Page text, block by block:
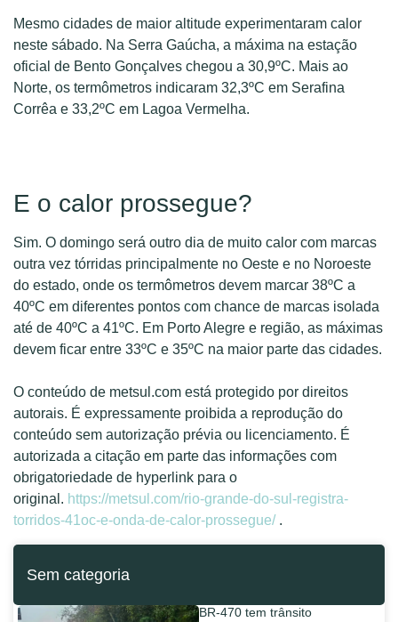
Mesmo cidades de maior altitude experimentaram calor
neste sábado. Na Serra Gaúcha, a máxima na estação
oficial de Bento Gonçalves chegou a 30,9ºC. Mais ao
Norte, os termômetros indicaram 32,3ºC em Serafina
Corrêa e 33,2ºC em Lagoa Vermelha.
E o calor prossegue?
Sim. O domingo será outro dia de muito calor com marcas
outra vez tórridas principalmente no Oeste e no Noroeste
do estado, onde os termômetros devem marcar 38ºC a
40ºC em diferentes pontos com chance de marcas isolada
até de 40ºC a 41ºC. Em Porto Alegre e região, as máximas
devem ficar entre 33ºC e 35ºC na maior parte das cidades.
O conteúdo de metsul.com está protegido por direitos
autorais. É expressamente proibida a reprodução do
conteúdo sem autorização prévia ou licenciamento. É
autorizada a citação em parte das informações com
obrigatoriedade de hyperlink para o
original. https://metsul.com/rio-grande-do-sul-registra-
torridos-41oc-e-onda-de-calor-prossegue/.
Sem categoria
BR-470 tem trânsito